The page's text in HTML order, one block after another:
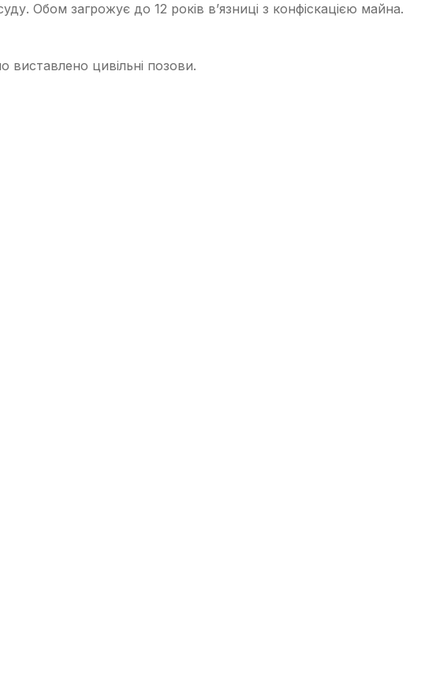
Обом загрожує до 12 років в’язниці з конфіскацією майна.
цивільні позови.